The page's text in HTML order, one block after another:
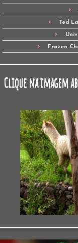
Ted
Frozen
Clique na imagem